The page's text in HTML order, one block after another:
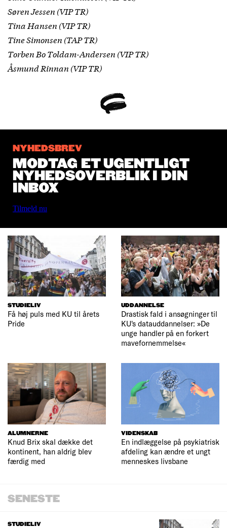
Søren Jessen (VIP TR)
Tina Hansen (VIP TR)
Tine Simonsen (TAP TR)
Torben Bo Toldam-Andersen (VIP TR)
Åsmund Rinnan (VIP TR)
NYHEDSBREV
MODTAG ET UGENTLIGT
NYHEDSOVERBLIK I DIN
INBOX
Tilmeld nu
STUDIELIV
Få høj puls med KU til årets
Pride
UDDANNELSE
Drastisk fald i ansøgninger til
KU's datauddannelser: »De
unge handler på en forkert
mavefornemmelse«
ALUMNERNE
Knud Brix skal dække det
kontinent, han aldrig blev
færdig med
VIDENSKAB
En indlæggelse på psykiatrisk
afdeling kan ændre et ungt
menneskes livsbane
SENESTE
STUDIELIV